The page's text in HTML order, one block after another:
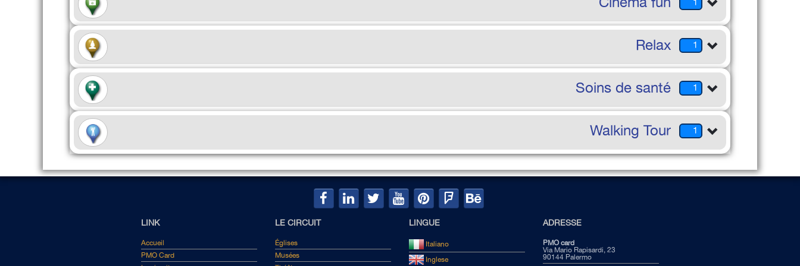
1
1
Relax
1
Soins de santé
1
Walking Tour
LINK
Accueil
PMO Card
LE CIRCUIT
Églises
Musées
LINGUE
Italiano
Inglese
ADRESSE
PMO card
Via Mario Rapisardi, 23
90144 Palermo